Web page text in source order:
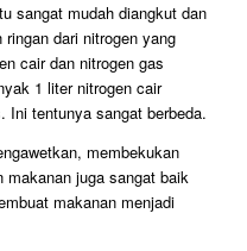
sangat mudah diangkut dan
dari nitrogen yang
cair dan nitrogen gas
1 liter nitrogen cair
Ini tentunya sangat berbeda.
membekukan
makanan juga sangat baik
makanan menjadi